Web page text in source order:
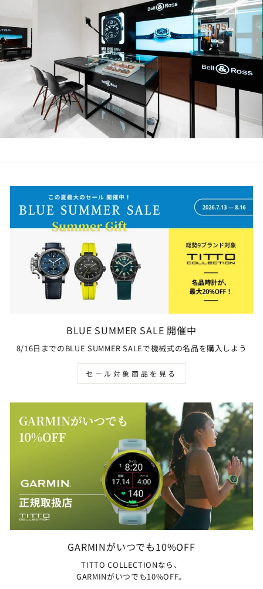
BLUE SUMMER SALE 開催中
8/16日までのBLUE SUMMER SALEで機械式の名品を購入しよう
セール対象商品を見る
GARMINがいつでも10%OFF
TITTO COLLECTIONなら、
GARMINがいつでも10%OFF。